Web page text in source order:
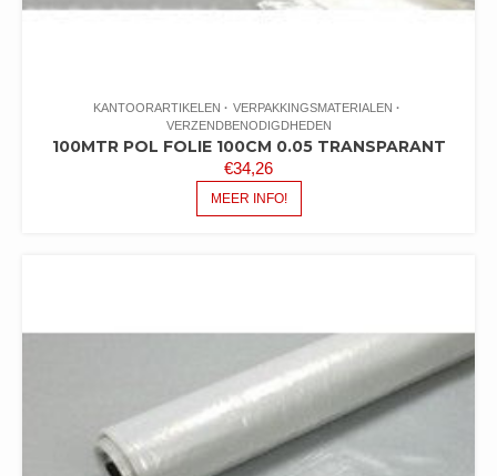
KANTOORARTIKELEN
VERPAKKINGSMATERIALEN
VERZENDBENODIGDHEDEN
100MTR POL FOLIE 100CM 0.05 TRANSPARANT
€34,26
MEER INFO!